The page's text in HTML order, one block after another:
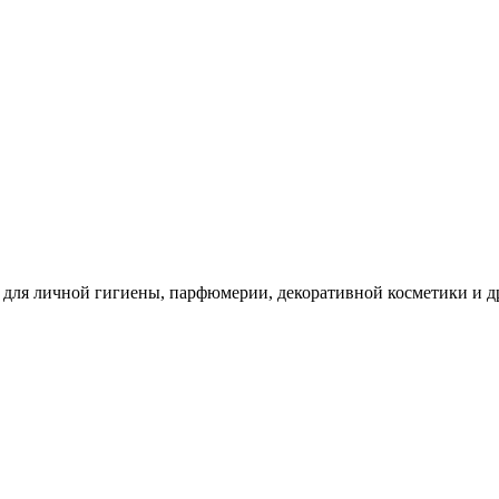
личной гигиены, парфюмерии, декоративной косметики и